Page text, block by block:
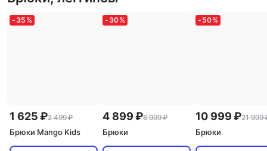
- 35 %
1 625 ₽2 499 ₽
Брюки Mango Kids
- 30%
4 899 ₽6 999 ₽
Брюки
- 50%
10 999 ₽21 999
Брюки